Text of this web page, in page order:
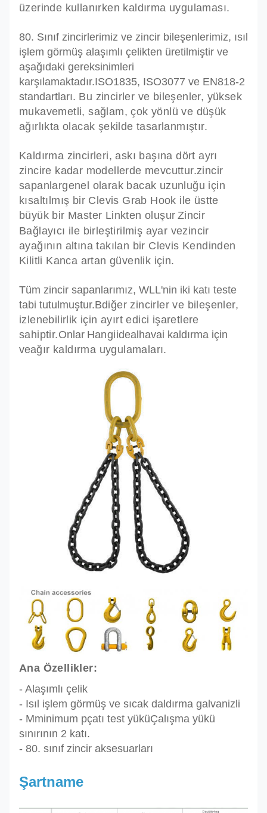
üzerinde kullanırken kaldırma uygulaması.
80. Sınıf zincirlerimiz ve zincir bileşenlerimiz, ısıl
işlem görmüş alaşımlı çelikten üretilmiştir ve
aşağıdaki gereksinimleri
karşılamaktadır.ISO1835, ISO3077 ve EN818-2
standartları. Bu zincirler ve bileşenler, yüksek
mukavemetli, sağlam, çok yönlü ve düşük
ağırlıkta olacak şekilde tasarlanmıştır.
Kaldırma zincirleri, askı başına dört ayrı
zincire kadar modellerde mevcuttur.zincir
sapanlargenel olarak bacak uzunluğu için
kısaltılmış bir Clevis Grab Hook ile üstte
büyük bir Master Linkten oluşur Zincir
Bağlayıcı ile birleştirilmiş ayar vezincir
ayağının altına takılan bir Clevis Kendinden
Kilitli Kanca artan güvenlik için.
Tüm zincir sapanlarımız, WLL'nin iki katı teste
tabi tutulmuştur.Bdiğer zincirler ve bileşenler,
izlenebilirlik için ayırt edici işaretlere
sahiptir.Onlar Hangiideal havai kaldırma için
veağır kaldırma uygulamaları.
Ana Özellikler:
- Alaşımlı çelik
- Isıl işlem görmüş ve sıcak daldırma galvanizli
- Mminimum pçatı test yüküÇalışma yükü
sınırının 2 katı.
- 80. sınıf zincir aksesuarları
Şartname